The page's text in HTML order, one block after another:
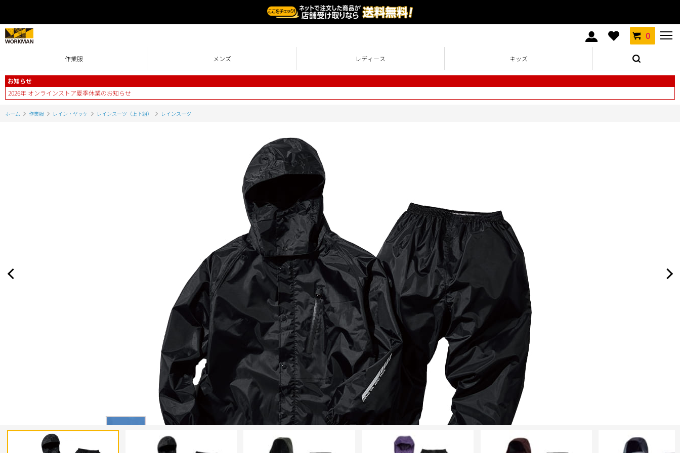
0
作業服 メンズ レディース キッズ
お知らせ
2026年 オンラインストア夏季休業のお知らせ
ホーム 作業服 レイン・ヤッケ レインスーツ（上下組） レインスーツ